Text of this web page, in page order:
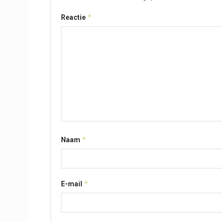
Reactie *
Naam *
E-mail *